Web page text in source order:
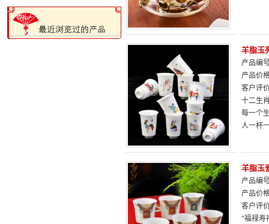
羊脂玉
产品编
产品价
客户评
十二生
每一个
人一杯
羊脂玉
产品编
产品价
客户评
“福禄寿